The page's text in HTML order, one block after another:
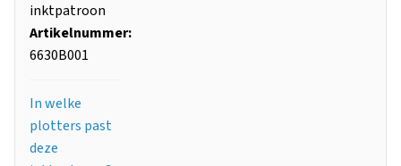
inktpatroon
Artikelnummer:
6630B001
In welke
plotters past
deze